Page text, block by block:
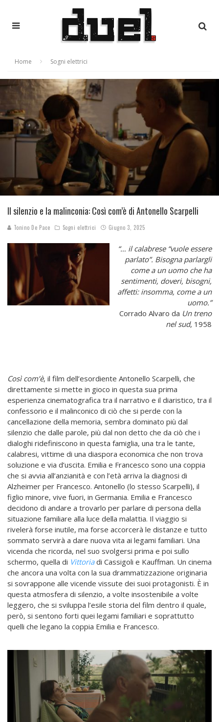
Home Sogni elettrici
Il silenzio e la malinconia: Così com’è di Antonello Scarpelli
Tonino De Pace Sogni elettrici Giugno 3, 2025
“… il calabrese “vuole essere
parlato”. Bisogna parlargli
come a un uomo che ha
sentimenti, doveri, bisogni,
affetti: insomma, come a un
uomo.”
Corrado Alvaro da Un treno
nel sud, 1958
Così com’è, il film dell’esordiente Antonello Scarpelli, che
direttamente si mette in gioco in questa sua prima
esperienza cinematografica tra il narrativo e il diaristico, tra il
confessorio e il malinconico di ciò che si perde con la
cancellazione della memoria, sembra dominato più dal
silenzio che dalle parole, più dal non detto che da ciò che i
dialoghi ridefiniscono in questa famiglia, una tra le tante,
calabresi, vittime di una diaspora economica che non trova
soluzione e via d’uscita. Emilia e Francesco sono una coppia
che si avvia all’anzianità e con l’età arriva la diagnosi di
Alzheimer per Francesco. Antonello (lo stesso Scarpelli), il
figlio minore, vive fuori, in Germania. Emilia e Francesco
decidono di andare a trovarlo per parlare di persona della
situazione familiare alla luce della malattia. Il viaggio si
rivelerà forse inutile, ma forse accorcerà le distanze e tutto
sommato servirà a dare nuova vita ai legami familiari. Una
vicenda che ricorda, nel suo svolgersi prima e poi sullo
schermo, quella di Vittoria di Cassigoli e Kauffman. Un cinema
che ancora una volta con la sua drammatizzazione originaria
si sovrappone alle vicende vissute dei suoi protagonisti. È in
questa atmosfera di silenzio, a volte insostenibile a volte
leggero, che si sviluppa l’esile storia del film dentro il quale,
però, si sentono forti quei legami familiari e soprattutto
quelli che legano la coppia Emilia e Francesco.